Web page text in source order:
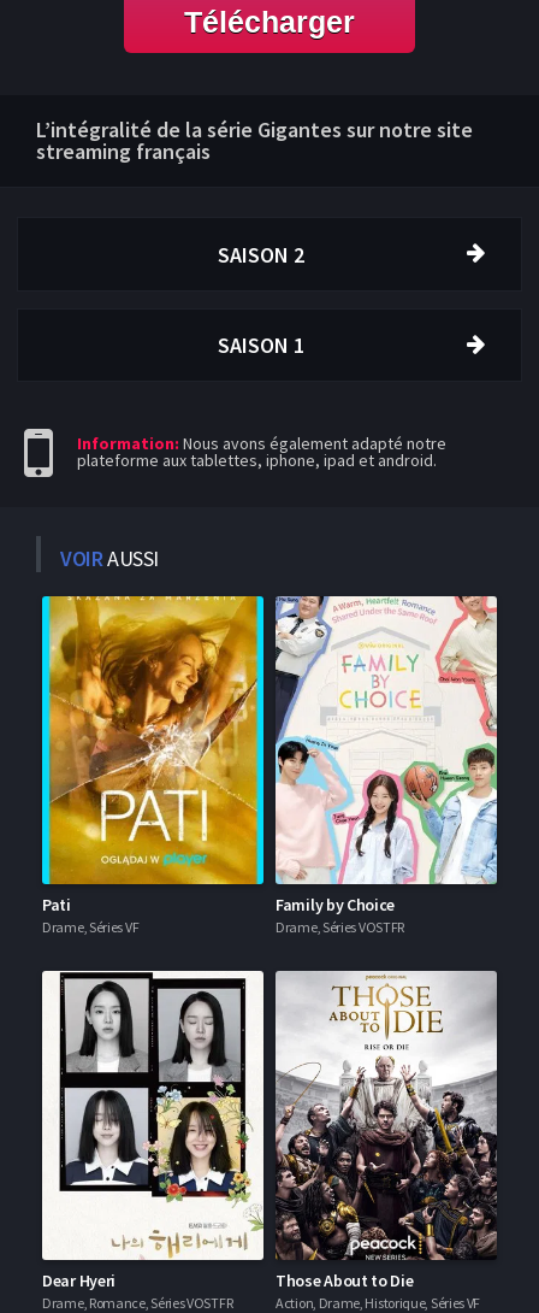
Télécharger
L’intégralité de la série Gigantes sur notre site
streaming français
SAISON 2
SAISON 1
Information: Nous avons également adapté notre
plateforme aux tablettes, iphone, ipad et android.
VOIRAUSSI
Pati
Drame, Séries VF
Family by Choice
Drame, Séries VOSTFR
Dear Hyeri
Drame, Romance, Séries VOSTFR
Those About to Die
Action, Drame, Historique, Séries VF